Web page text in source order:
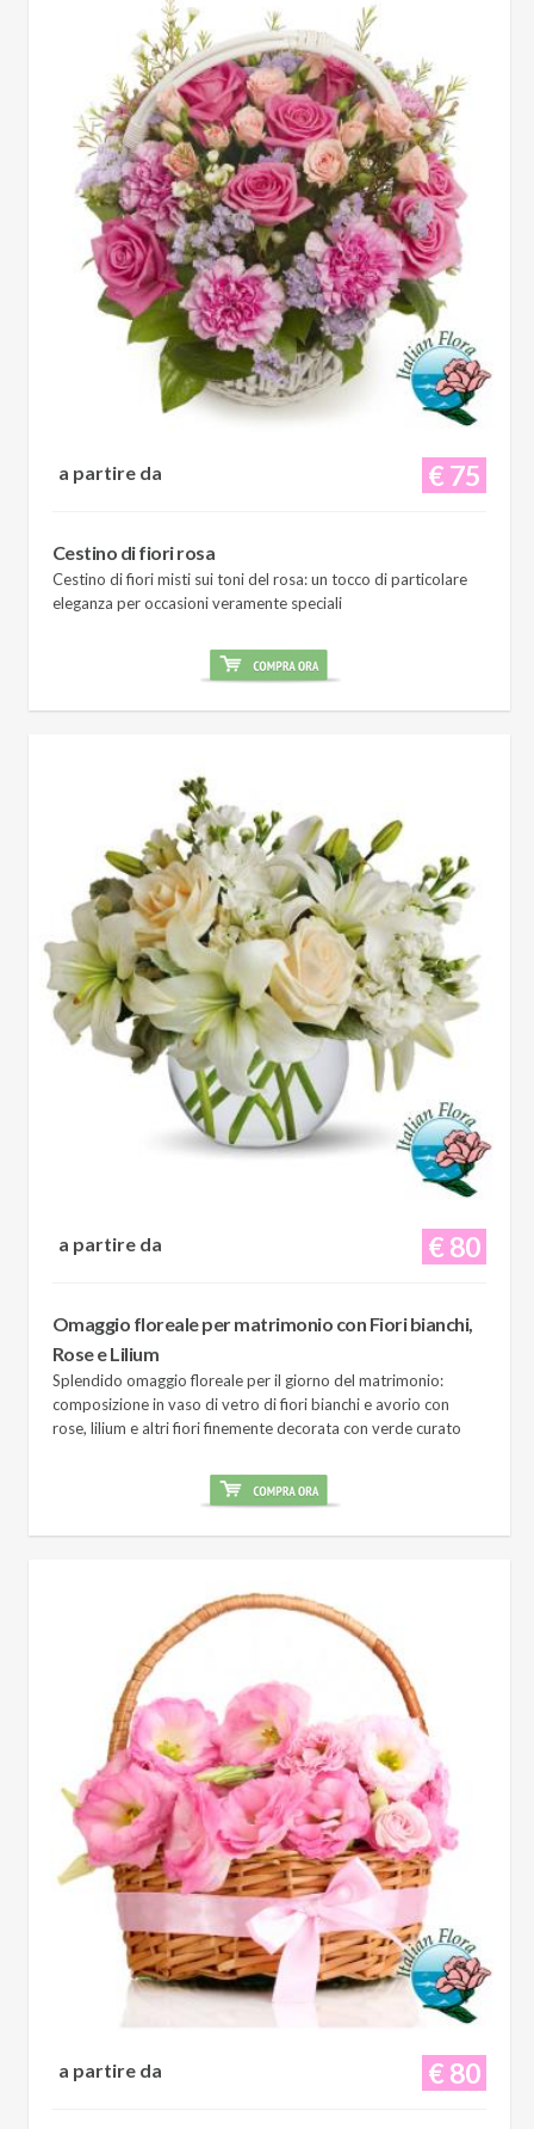
€ 75
a partire da
Cestino di fiori rosa
Cestino di fiori misti sui toni del rosa: un tocco di particolare
eleganza per occasioni veramente speciali
€ 80
a partire da
Omaggio floreale per matrimonio con Fiori bianchi,
Rose e Lilium
Splendido omaggio floreale per il giorno del matrimonio:
composizione in vaso di vetro di fiori bianchi e avorio con
rose, lilium e altri fiori finemente decorata con verde curato
€ 80
a partire da